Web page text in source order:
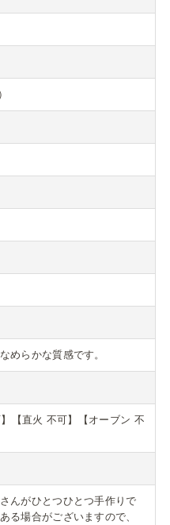
めらかな質感です。
【直火 不可】【オーブン 不
んがひとつひとつ手作りで
る場合がございますので、